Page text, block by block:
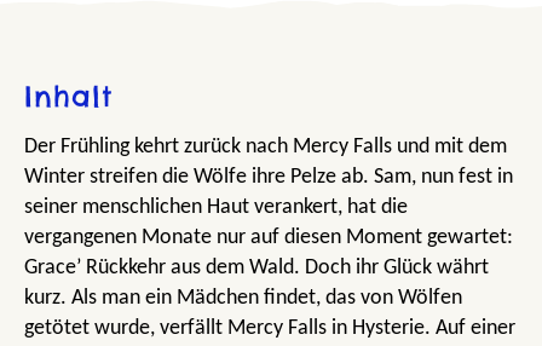
Inhalt
Der Frühling kehrt zurück nach Mercy Falls und mit dem
Winter streifen die Wölfe ihre Pelze ab. Sam, nun fest in
seiner menschlichen Haut verankert, hat die
vergangenen Monate nur auf diesen Moment gewartet:
Grace’ Rückkehr aus dem Wald. Doch ihr Glück währt
kurz. Als man ein Mädchen findet, das von Wölfen
getötet wurde, verfällt Mercy Falls in Hysterie. Auf einer